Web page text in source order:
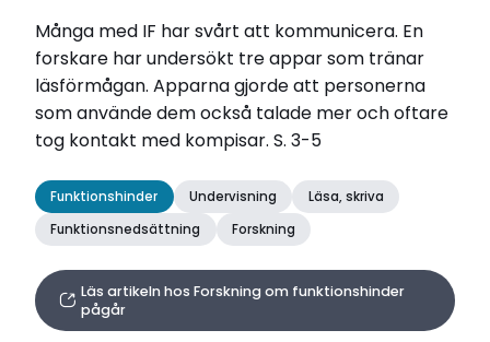
Många med IF har svårt att kommunicera. En
forskare har undersökt tre appar som tränar
läsförmågan. Apparna gjorde att personerna
som använde dem också talade mer och oftare
tog kontakt med kompisar. S. 3-5
Funktionshinder Undervisning
Läsa, skriva
Funktionsnedsättning
Forskning
Läs artikeln hos Forskning om funktionshinder
pågår